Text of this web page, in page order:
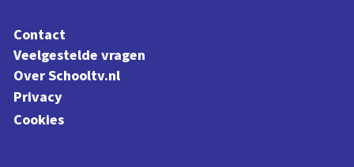
Contact
Veelgestelde vragen
Over Schooltv.nl
Privacy
Cookies